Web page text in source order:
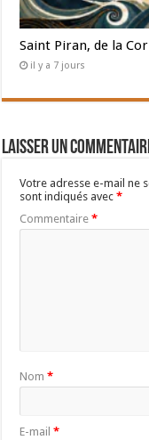
Saint Piran, de la
il y a 7 jours
Laisser un
Votre adresse e-mail ne
sont indiqués avec*
Commentaire*
Nom*
E-mail*